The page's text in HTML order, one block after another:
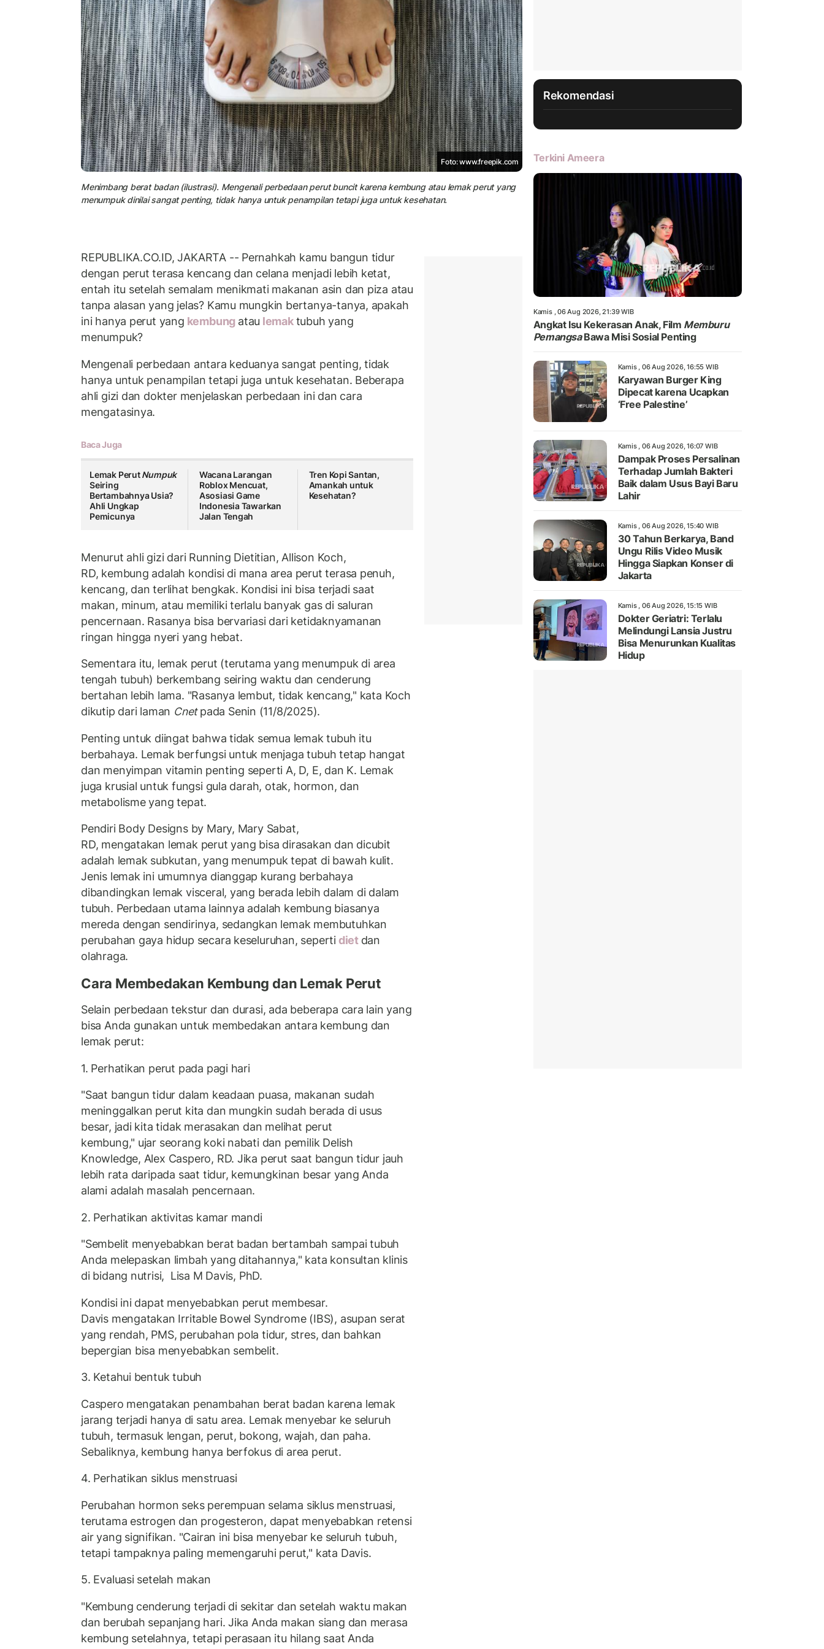
Foto: www.freepik.com
Menimbang berat badan (ilustrasi). Mengenali perbedaan perut buncit karena kembung atau lemak perut yang
menumpuk dinilai sangat penting, tidak hanya untuk penampilan tetapi juga untuk kesehatan.
REPUBLIKA.CO.ID, JAKARTA -- Pernahkah kamu bangun tidur
dengan perut terasa kencang dan celana menjadi lebih ketat,
entah itu setelah semalam menikmati makanan asin dan piza atau
tanpa alasan yang jelas? Kamu mungkin bertanya-tanya, apakah
ini hanya perut yang kembung atau lemaktubuh yang
menumpuk?
Mengenali perbedaan antara keduanya sangat penting, tidak
hanya untuk penampilan tetapi juga untuk kesehatan. Beberapa
ahli gizi dan dokter menjelaskan perbedaan ini dan cara
mengatasinya.
Baca Juga
Lemak PerutNumpuk
Seiring
Bertambahnya Usia?
Ahli Ungkap
Pemicunya
Wacana Larangan
Roblox Mencuat,
Asosiasi Game
Indonesia Tawarkan
Jalan Tengah
Tren Kopi Santan,
Amankah untuk
Kesehatan?
Menurut ahli gizi dari Running Dietitian, Allison Koch,
RD, kembung adalah kondisi di mana area perut terasa penuh,
kencang, dan terlihat bengkak. Kondisi ini bisa terjadi saat
makan, minum, atau memiliki terlalu banyak gas di saluran
pencernaan. Rasanya bisa bervariasi dari ketidaknyamanan
ringan hingga nyeri yang hebat.
Sementara itu, lemak perut (terutama yang menumpuk di area
tengah tubuh) berkembang seiring waktu dan cenderung
bertahan lebih lama. "Rasanya lembut, tidak kencang," kata Koch
dikutip dari laman Cnetpada Senin (11/8/2025).
Penting untuk diingat bahwa tidak semua lemak tubuh itu
berbahaya. Lemak berfungsi untuk menjaga tubuh tetap hangat
dan menyimpan vitamin penting seperti A, D, E, dan K. Lemak
juga krusial untuk fungsi gula darah, otak, hormon, dan
metabolisme yang tepat.
Pendiri Body Designs by Mary, Mary Sabat,
RD, mengatakan lemak perut yang bisa dirasakan dan dicubit
adalah lemak subkutan, yang menumpuk tepat di bawah kulit.
Jenis lemak ini umumnya dianggap kurang berbahaya
dibandingkan lemak visceral, yang berada lebih dalam di dalam
tubuh. Perbedaan utama lainnya adalah kembung biasanya
mereda dengan sendirinya, sedangkan lemak membutuhkan
perubahan gaya hidup secara keseluruhan, sepertidiet dan
olahraga.
Cara Membedakan Kembung dan Lemak Perut
Selain perbedaan tekstur dan durasi, ada beberapa cara lain yang
bisa Anda gunakan untuk membedakan antara kembung dan
lemak perut:
1. Perhatikan perut pada pagi hari
"Saat bangun tidur dalam keadaan puasa, makanan sudah
meninggalkan perut kita dan mungkin sudah berada di usus
besar, jadi kita tidak merasakan dan melihat perut
kembung," ujar seorang koki nabati dan pemilik Delish
Knowledge, Alex Caspero, RD. Jika perut saat bangun tidur jauh
lebih rata daripada saat tidur, kemungkinan besar yang Anda
alami adalah masalah pencernaan.
2. Perhatikan aktivitas kamar mandi
"Sembelit menyebabkan berat badan bertambah sampai tubuh
Anda melepaskan limbah yang ditahannya," kata konsultan klinis
di bidang nutrisi, Lisa M Davis, PhD.
Kondisi ini dapat menyebabkan perut membesar.
Davis mengatakan Irritable Bowel Syndrome (IBS), asupan serat
yang rendah, PMS, perubahan pola tidur, stres, dan bahkan
bepergian bisa menyebabkan sembelit.
3. Ketahui bentuk tubuh
Caspero mengatakan penambahan berat badan karena lemak
jarang terjadi hanya di satu area. Lemak menyebar ke seluruh
tubuh, termasuk lengan, perut, bokong, wajah, dan paha.
Sebaliknya, kembung hanya berfokus di area perut.
4. Perhatikan siklus menstruasi
Perubahan hormon seks perempuan selama siklus menstruasi,
terutama estrogen dan progesteron, dapat menyebabkan retensi
air yang signifikan. "Cairan ini bisa menyebar ke seluruh tubuh,
tetapi tampaknya paling memengaruhi perut," kata Davis.
5. Evaluasi setelah makan
"Kembung cenderung terjadi di sekitar dan setelah waktu makan
dan berubah sepanjang hari. Jika Anda makan siang dan merasa
kembung setelahnya, tetapi perasaan itu hilang saat Anda
Rekomendasi
Terkini Ameera
Kamis , 06 Aug 2026, 21:39 WIB
Angkat Isu Kekerasan Anak, Film Memburu
PemangsaBawa Misi Sosial Penting
Kamis , 06 Aug 2026, 16:55 WIB
Karyawan Burger King
Dipecat karena Ucapkan
‘Free Palestine’
Kamis , 06 Aug 2026, 16:07 WIB
Dampak Proses Persalinan
Terhadap Jumlah Bakteri
Baik dalam Usus Bayi Baru
Lahir
Kamis , 06 Aug 2026, 15:40 WIB
30 Tahun Berkarya, Band
Ungu Rilis Video Musik
Hingga Siapkan Konser di
Jakarta
Kamis , 06 Aug 2026, 15:15 WIB
Dokter Geriatri: Terlalu
Melindungi Lansia Justru
Bisa Menurunkan Kualitas
Hidup